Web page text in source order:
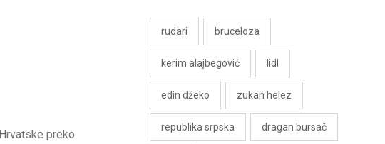
Hrvatske preko
rudari bruceloza
kerim alajbegović lidl
edin džeko zukan helez
republika srpska dragan bursač